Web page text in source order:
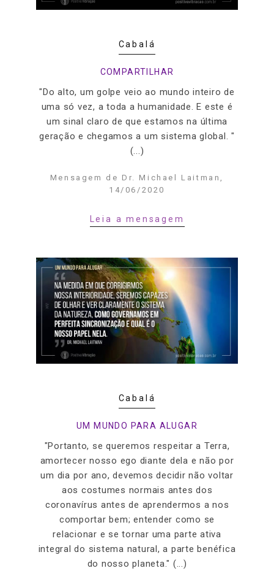
Cabalá
COMPARTILHAR
"Do alto, um golpe veio ao mundo inteiro de
uma só vez, a toda a humanidade. E este é
um sinal claro de que estamos na última
geração e chegamos a um sistema global. "
(...)
Mensagem de Dr. Michael Laitman,
14/06/2020
Leia a mensagem
Cabalá
UM MUNDO PARA ALUGAR
"Portanto, se queremos respeitar a Terra,
amortecer nosso ego diante dela e não por
um dia por ano, devemos decidir não voltar
aos costumes normais antes dos
coronavírus antes de aprendermos a nos
comportar bem; entender como se
relacionar e se tornar uma parte ativa
integral do sistema natural, a parte benéfica
do nosso planeta." (...)